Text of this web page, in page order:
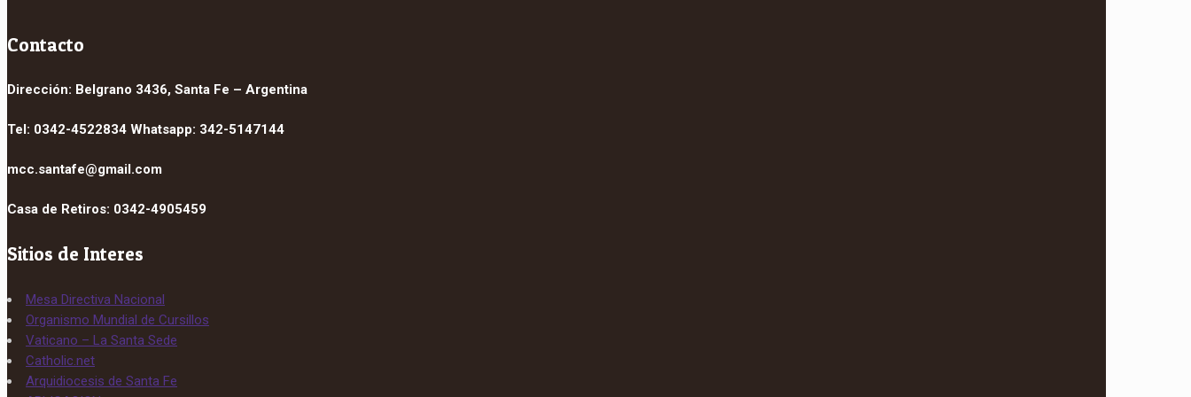
Contacto
Dirección: Belgrano 3436, Santa Fe – Argentina
Tel: 0342-4522834 Whatsapp: 342-5147144
mcc.santafe@gmail.com
Casa de Retiros: 0342-4905459
Sitios de Interes
Mesa Directiva Nacional
Organismo Mundial de Cursillos
Vaticano – La Santa Sede
Catholic.net
Arquidiocesis de Santa Fe